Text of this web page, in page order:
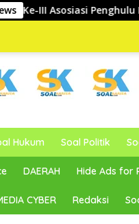
Republik Indonesia
Hukum Soal Politik
DAERAH Hide Ads for
CYBER Redaksi